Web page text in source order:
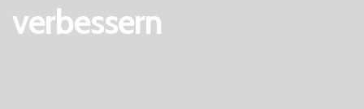
verbessern